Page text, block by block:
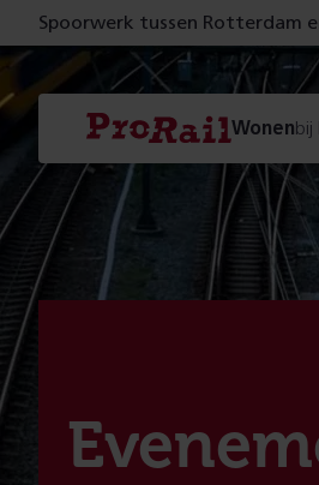
Spoorwerk tussen Rotterdam
Navigatie
Homepage
ProRail
Wonen
: